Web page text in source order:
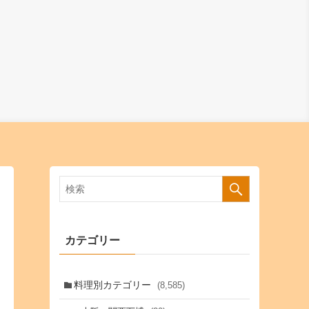
カテゴリー
料理別カテゴリー (8,585)